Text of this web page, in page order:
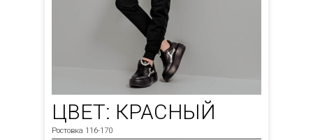
ЦВЕТ: КРАСНЫЙ
Ростовка 116-170